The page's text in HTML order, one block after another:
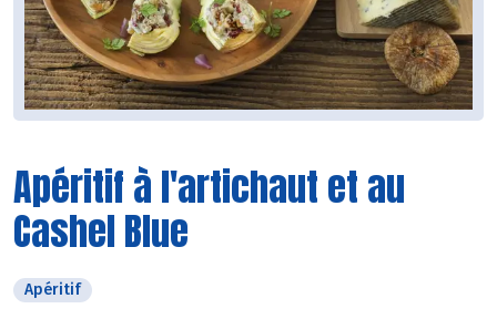
Apéritif à l'artichaut et au
Cashel Blue
Apéritif